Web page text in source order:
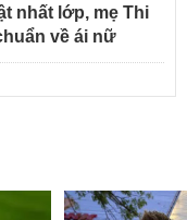
nhất lớp, mẹ Thi
về ái nữ